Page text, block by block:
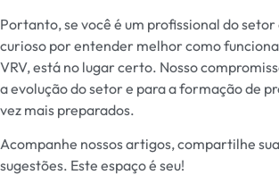
Portanto, se você é um profissional do setor
curioso por entender melhor como
VRV, está no lugar certo. Nosso
a evolução do setor e para a formação de
vez mais preparados.
Acompanhe nossos artigos, compartilhe
sugestões. Este espaço é seu!